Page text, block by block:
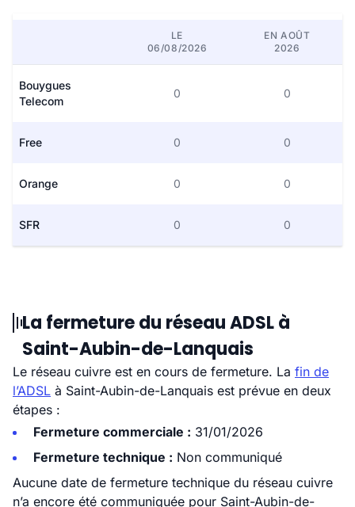
LE
06/08/2026
EN AOÛT
2026
Bouygues
Telecom
0 0
Free 0 0
Orange 0 0
SFR 0 0
La fermeture du réseau ADSL à
Saint-Aubin-de-Lanquais
Le réseau cuivre est en cours de fermeture. La fin de
l’ADSL à Saint-Aubin-de-Lanquais est prévue en deux
étapes :
Fermeture commerciale : 31/01/2026
Fermeture technique : Non communiqué
Aucune date de fermeture technique du réseau cuivre
n’a encore été communiquée pour Saint-Aubin-de-